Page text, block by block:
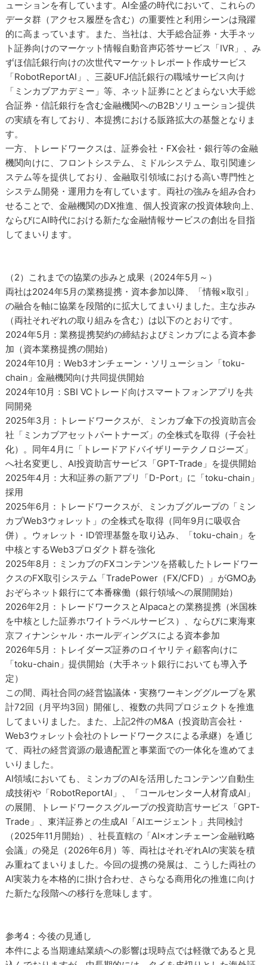
ューションを有しています。AI全盛の時代において、これらの
データ群（アクセス履歴を含む）の重要性と利用シーンは飛躍
的に高まっています。また、当社は、大手総合証券・大手ネッ
ト証券向けのマーケット情報自動音声応答サービス「IVR」、み
ずほ信託銀行向けの次世代マーケットレポート作成サービス
「RobotReportAI」、三菱UFJ信託銀行の職域サービス向け
「ミンカブアカデミー」等、ネット証券にとどまらない大手総
合証券・信託銀行を含む金融機関へのB2Bソリューション提供
の実績を有しており、本提携における販路拡大の基盤となりま
す。
一方、トレードワークスは、証券会社・FX会社・銀行等の金融
機関向けに、フロントシステム、ミドルシステム、取引関連シ
ステム等を提供しており、金融取引領域における高い専門性と
システム開発・運用力を有しています。両社の強みを組み合わ
せることで、金融機関のDX推進、個人投資家の投資体験向上、
ならびにAI時代における新たな金融情報サービスの創出を目指
してまいります。
（2）これまでの協業の歩みと成果（2024年5月～）
両社は2024年5月の業務提携・資本参加以降、「情報×取引」
の融合を軸に協業を段階的に拡大してまいりました。主な歩み
（両社それぞれの取り組みを含む）は以下のとおりです。
2024年5月：業務提携契約の締結およびミンカブによる資本参
加（資本業務提携の開始）
2024年10月：Web3オンチェーン・ソリューション「toku-
chain」金融機関向け共同提供開始
2024年10月：SBI VCトレード向けスマートフォンアプリを共
同開発
2025年3月：トレードワークスが、ミンカブ傘下の投資助言会
社「ミンカブアセットパートナーズ」の全株式を取得（子会社
化）。同年4月に「トレードアドバイザリーテクノロジーズ」
へ社名変更し、AI投資助言サービス「GPT-Trade」を提供開始
2025年4月：大和証券の新アプリ「D-Port」に「toku-chain」
採用
2025年6月：トレードワークスが、ミンカブグループの「ミン
カブWeb3ウォレット」の全株式を取得（同年9月に吸収合
併）。ウォレット・ID管理基盤を取り込み、「toku-chain」を
中核とするWeb3プロダクト群を強化
2025年8月：ミンカブのFXコンテンツを搭載したトレードワー
クスのFX取引システム「TradePower（FX/CFD）」がGMOあ
おぞらネット銀行にて本番稼働（銀行領域への展開開始）
2026年2月：トレードワークスとAlpacaとの業務提携（米国株
を中核とした証券ホワイトラベルサービス）、ならびに東海東
京フィナンシャル・ホールディングスによる資本参加
2026年5月：トレイダーズ証券のロイヤリティ顧客向けに
「toku-chain」提供開始（大手ネット銀行においても導入予
定）
この間、両社合同の経営協議体・実務ワーキンググループを累
計72回（月平均3回）開催し、複数の共同プロジェクトを推進
してまいりました。また、上記2件のM&A（投資助言会社・
Web3ウォレット会社のトレードワークスによる承継）を通じ
て、両社の経営資源の最適配置と事業面での一体化を進めてま
いりました。
AI領域においても、ミンカブのAIを活用したコンテンツ自動生
成技術や「RobotReportAI」、「コールセンター人材育成AI」
の展開、トレードワークスグループの投資助言サービス「GPT-
Trade」、東洋証券との生成AI「AIエージェント」共同検討
（2025年11月開始）、社長直轄の「AI×オンチェーン金融戦略
会議」の発足（2026年6月）等、両社はそれぞれAIの実装を積
み重ねてまいりました。今回の提携の発展は、こうした両社の
AI実装力を本格的に掛け合わせ、さらなる商用化の推進に向け
た新たな段階への移行を意味します。
参考4：今後の見通し
本件による当期連結業績への影響は現時点では軽微であると見